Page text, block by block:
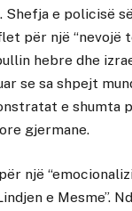
Shefja e policisë
për një “nevojë
hebre dhe
se sa shpejt
e shumta
gjermane.
një
e Mesme”.